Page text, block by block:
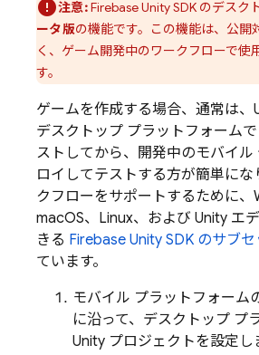
注意:FirebaseUnitySDK のデスク
ータ版の機能です。この機能は、公開
く、ゲーム開発中のワークフローで使
す。
ゲームを作成する場合、通常は、
デスクトップ プラットフォーム
ストしてから、開発中のモバイル
ロイしてテストする方が簡単にな
クフローをサポートするために、
macOS、Linux、および Unity エ
きる Firebase Unity SDK のサブセ
ています。
モバイル プラットフォーム
に沿って、デスクトップ プ
Unity プロジェクトを設定し